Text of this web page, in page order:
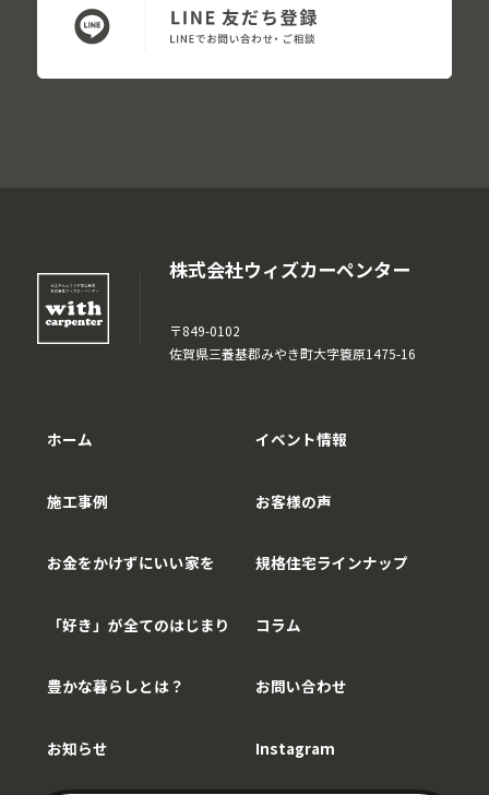
株式会社ウィズカーペンター
〒849-0102
佐賀県三養基郡みやき町大字簑原1475-16
ホーム
施工事例
お金をかけずにいい家を
「好き」が全てのはじまり
豊かな暮らしとは？
お知らせ
イベント情報
お客様の声
規格住宅ラインナップ
コラム
お問い合わせ
Instagram